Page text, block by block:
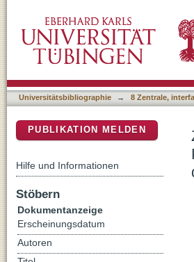
Württemberg über die
Universitätsbibliographie → 8 Zentrale,
PUBLIKATION MELDEN
Hilfe und Informationen
Stöbern
Dokumentanzeige
Erscheinungsdatum
Autoren